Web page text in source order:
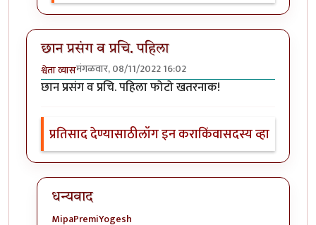
छान प्रसंग व प्रचि. पहिला
श्वेता व्यासमंगळवार, 08/11/2022 16:02
छान प्रसंग व प्रचि. पहिला फोटो खतरनाक!
प्रतिसाद देण्यासाठीलॉग इन कराकिंवासदस्य व्हा
धन्यवाद
MipaPremiYogesh